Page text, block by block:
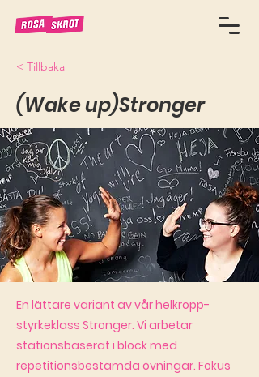
< Tillbaka
(Wake up)Stronger
En lättare variant av vår helkropp-
styrkeklass Stronger. Vi arbetar
stationsbaserat i block med
repetitionsbestämda övningar. Fokus